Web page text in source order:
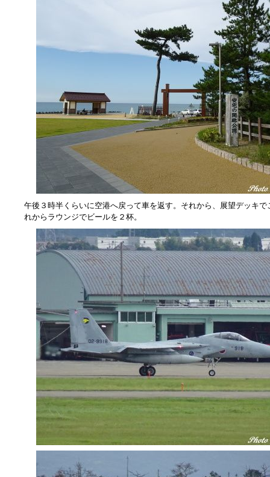
午後３時半くらいに空港へ戻って車を返す。それから、展望デッキ
れからラウンジでビールを２杯。